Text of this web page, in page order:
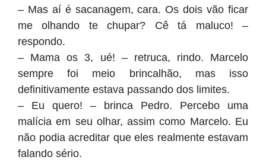
– Mas aí é sacanagem, cara. Os dois vão ficar
me olhando te chupar? Cê tá maluco! –
respondo.
– Mama os 3, ué! – retruca, rindo. Marcelo
sempre foi meio brincalhão, mas isso
definitivamente estava passando dos limites.
– Eu quero! – brinca Pedro. Percebo uma
malícia em seu olhar, assim como Marcelo. Eu
não podia acreditar que eles realmente estavam
falando sério.